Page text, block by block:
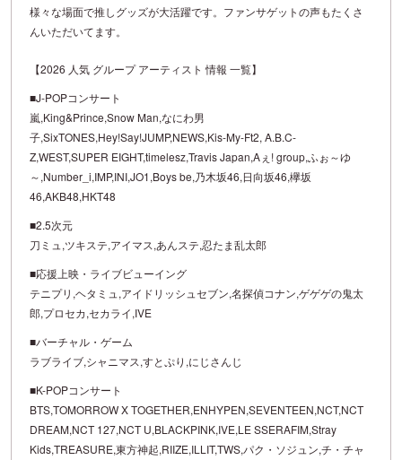
様々な場面で推しグッズが大活躍です。ファンサゲットの声もたくさ
んいただいてます。
【2026 人気 グループ アーティスト 情報 一覧】
■J-POPコンサート
嵐,King&Prince,Snow Man,なにわ男
子,SixTONES,Hey!Say!JUMP,NEWS,Kis-My-Ft2, A.B.C-
Z,WEST,SUPER EIGHT,timelesz,Travis Japan,Aぇ! group,ふぉ～ゆ
～,Number_i,IMP,INI,JO1,Boys be,乃木坂46,日向坂46,欅坂
46,AKB48,HKT48
■2.5次元
刀ミュ,ツキステ,アイマス,あんステ,忍たま乱太郎
■応援上映・ライブビューイング
テニプリ,ヘタミュ,アイドリッシュセブン,名探偵コナン,ゲゲゲの鬼太
郎,プロセカ,セカライ,IVE
■バーチャル・ゲーム
ラブライブ,シャニマス,すとぷり,にじさんじ
■K-POPコンサート
BTS,TOMORROW X TOGETHER,ENHYPEN,SEVENTEEN,NCT,NCT
DREAM,NCT 127,NCT U,BLACKPINK,IVE,LE SSERAFIM,Stray
Kids,TREASURE,東方神起,RIIZE,ILLIT,TWS,パク・ソジュン,チ・チャ